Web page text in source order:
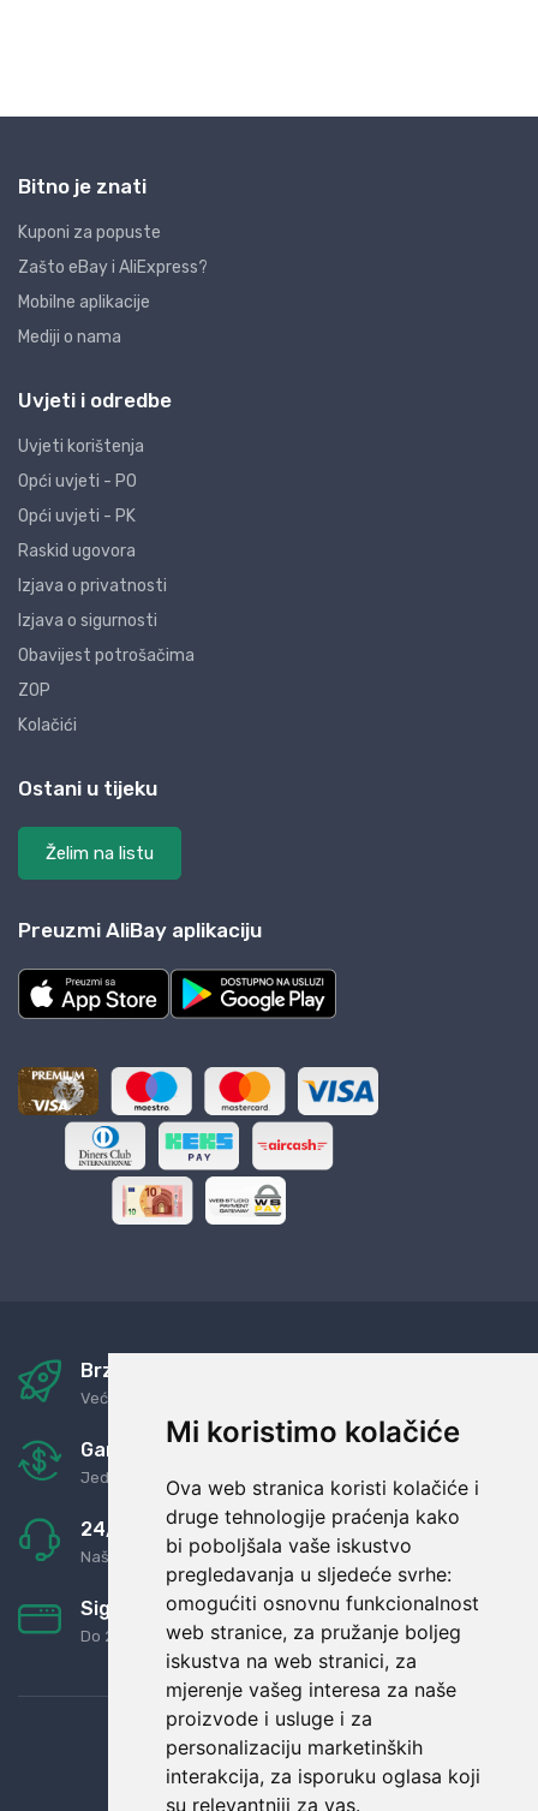
Mi koristimo kolačiće
Ova web stranica koristi kolačiće i
druge tehnologije praćenja kako
bi poboljšala vaše iskustvo
pregledavanja u sljedeće svrhe:
omogućiti osnovnu funkcionalnost
web stranice, za pružanje boljeg
iskustva na web stranici, za
mjerenje vašeg interesa za naše
proizvode i usluge i za
personalizaciju marketinških
interakcija, za isporuku oglasa koji
su relevantniji za vas.
Bitno je znati
Kuponi za popuste
Zašto eBay i AliExpress?
Mobilne aplikacije
Mediji o nama
Uvjeti i odredbe
Uvjeti korištenja
Opći uvjeti - PO
Opći uvjeti - PK
Raskid ugovora
Izjava o privatnosti
Izjava o sigurnosti
Obavijest potrošačima
ZOP
Kolačići
Ostani u tijeku
Želim na listu
Preuzmi AliBay aplikaciju
Brza i sigurna dostava
Već za nekoliko dana kod vas
Garancija u povrat novaca
Jednostavno pravilo: Roba za novac
24/7 odlična podrška
Naši agenti uvijek na raspolaganju
Sigurno obročno plaćanje
Do 24 rata bez kamata